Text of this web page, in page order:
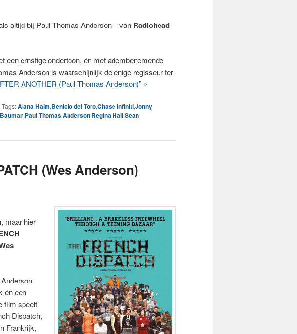
altijd bij Paul Thomas Anderson – van Radiohead-
een ernstige ondertoon, én met adembenemende
Anderson is waarschijnlijk de enige regisseur ter
ANOTHER (Paul Thomas Anderson)” »
Tags:Alana Haim,Benicio del Toro,Chase Infiniti,Jonny
,Paul Thomas Anderson,Regina Hall,Sean
(Wes Anderson)
maar hier
Anderson
én een
film speelt
Dispatch,
Frankrijk,